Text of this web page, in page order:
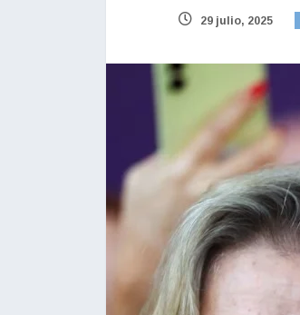
29 julio, 2025